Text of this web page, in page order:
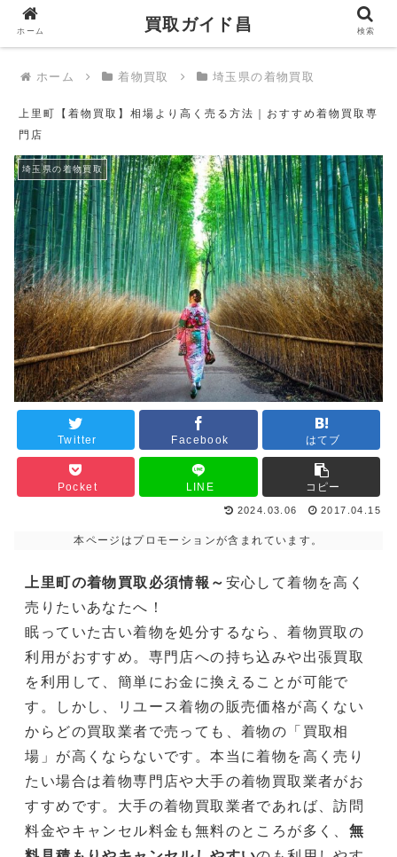
買取ガイド昌
ホーム 着物買取 埼玉県の着物買取
上里町【着物買取】相場より高く売る方法｜おすすめ着物買取専
門店
埼玉県の着物買取
Twitter Facebook はてブ
Pocket LINE コピー
2024.03.06 2017.04.15
本ページはプロモーションが含まれています。
上里町の着物買取必須情報～ 安心して着物を高く
売りたいあなたへ！
眠っていた古い着物を処分するなら、着物買取の
利用がおすすめ。専門店への持ち込みや出張買取
を利用して、簡単にお金に換えることが可能で
す。しかし、リユース着物の販売価格が高くない
からどの買取業者で売っても、着物の「買取相
場」が高くならないです。本当に着物を高く売り
たい場合は着物専門店や大手の着物買取業者がお
すすめです。大手の着物買取業者であれば、訪問
料金やキャンセル料金も無料のところが多く、 無
ホーム 買取ガイド昌 検索